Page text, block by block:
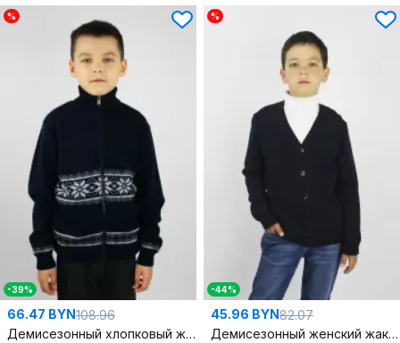
%
-39%
66.47 BYN108.96
Демисезонный хлопковый жакет для мальчика с молнией
%
-44%
45.96 BYN82.07
Демисезонный женский жакет вязаный на каждый день